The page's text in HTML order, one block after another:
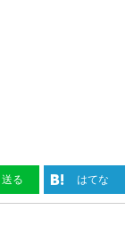
送る はてな